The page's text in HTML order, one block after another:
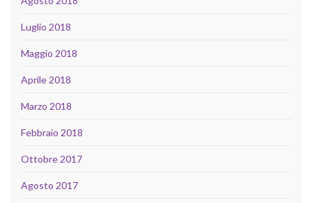
Luglio 2018
Maggio 2018
Aprile 2018
Marzo 2018
Febbraio 2018
Ottobre 2017
Agosto 2017